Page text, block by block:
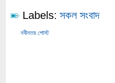
Labels: সকল সংবাদ
নবীনতর পোস্ট